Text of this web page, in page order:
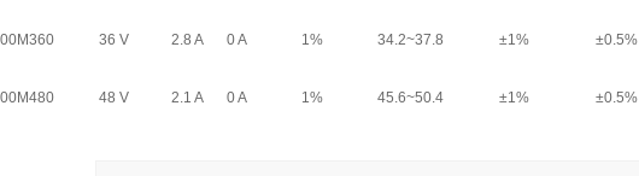
36 V 2.8 A 0 A 1% 34.2~37.8 ±1% ±0.5%
48 V 2.1 A 0 A 1% 45.6~50.4 ±1% ±0.5%